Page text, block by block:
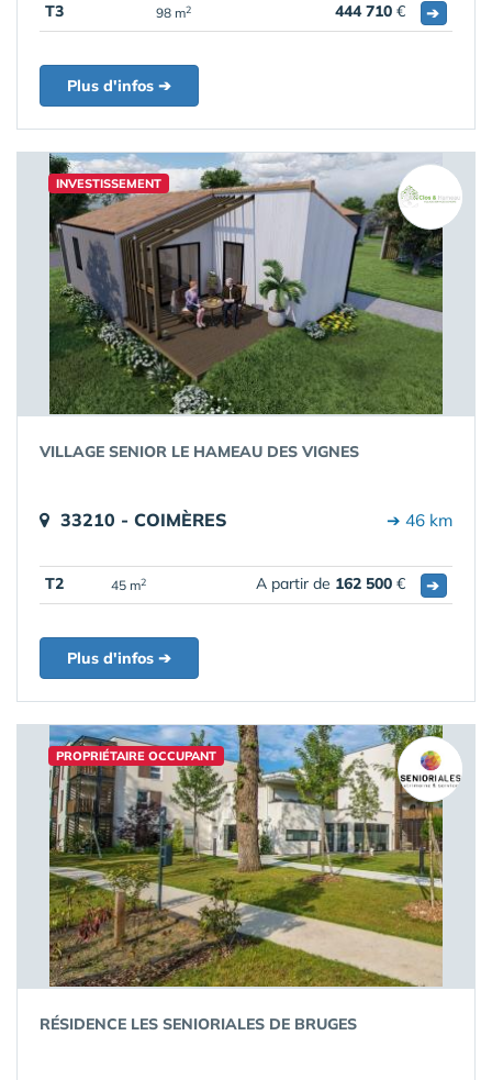
T3
98 m2 444 710 € ➔
Plus d'infos ➔
INVESTISSEMENT
VILLAGE SENIOR LE HAMEAU DES VIGNES
33210 - COIMÈRES ➔ 46 km
T2 45 m2 A partir de 162 500 € ➔
Plus d'infos ➔
PROPRIÉTAIRE OCCUPANT
RÉSIDENCE LES SENIORIALES DE BRUGES